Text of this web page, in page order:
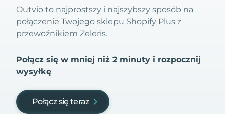
Outvio to najprostszy i najszybszy sposób na
połączenie Twojego sklepu Shopify Plus z
przewoźnikiem Zeleris.
Połącz się w mniej niż 2 minuty i rozpocznij
wysyłkę
Połącz się teraz